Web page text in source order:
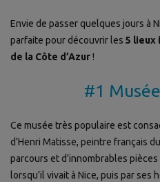
Envie de passer quelques jours à
parfaite pour découvrir les 5 lieux
de la Côte d’Azur!
#1
Ce musée très populaire est
d’Henri Matisse, peintre français
parcours et d’innombrables
lorsqu’il vivait à Nice, puis par ses